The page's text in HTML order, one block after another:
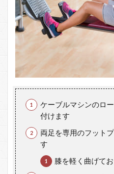
ケーブルマシンのロ
付けます
両足を専用のフット
す
膝を軽く曲げて